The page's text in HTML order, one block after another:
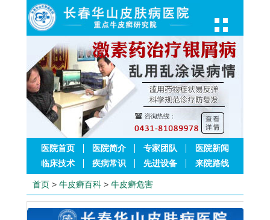
医院首页 医院简介 专家团队
医院新闻
临床技术
疾病常识 先进设备 来院路线
首页 > 牛皮癣百科 > 牛皮癣危害